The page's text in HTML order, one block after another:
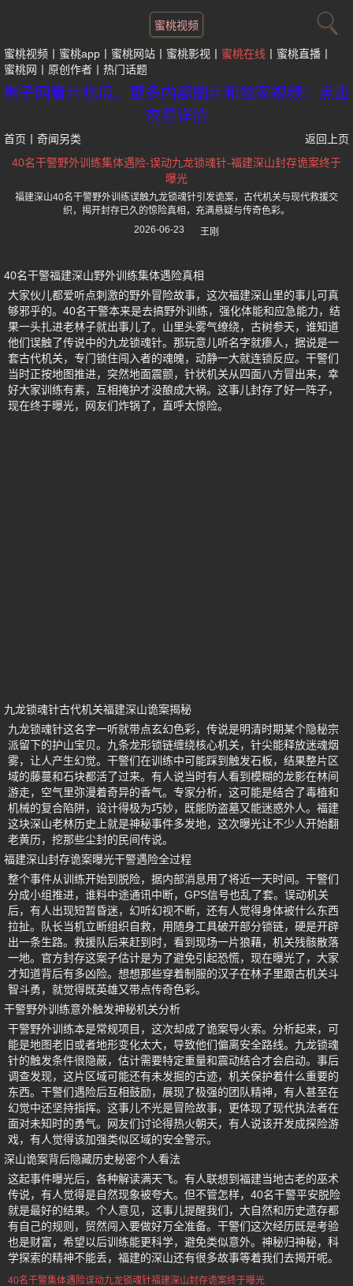
蜜桃视频
蜜桃视频 蜜桃app 蜜桃网站 蜜桃影视 蜜桃在线
蜜桃直播
蜜桃网
原创作者 热门话题
黑子网看片吃瓜，更多内部图片和独家视频：点击
查看详情
首页 奇闻另类
返回上页
40名干警野外训练集体遇险-误动九龙锁魂针-福建深山封存诡案终于
曝光
福建深山40名干警野外训练误触九龙锁魂针引发诡案，古代机关与现代救援交
织，揭开封存已久的惊险真相，充满悬疑与传奇色彩。
2026-06-23
王刚
40名干警福建深山野外训练集体遇险真相
大家伙儿都爱听点刺激的野外冒险故事，这次福建深山里的事儿可真
够邪乎的。40名干警本来是去搞野外训练，强化体能和应急能力，结
果一头扎进老林子就出事儿了。山里头雾气缭绕，古树参天，谁知道
他们误触了传说中的九龙锁魂针。那玩意儿听名字就瘆人，据说是一
套古代机关，专门锁住闯入者的魂魄，动静一大就连锁反应。干警们
当时正按地图推进，突然地面震颤，针状机关从四面八方冒出来，幸
好大家训练有素，互相掩护才没酿成大祸。这事儿封存了好一阵子，
现在终于曝光，网友们炸锅了，直呼太惊险。
九龙锁魂针古代机关福建深山诡案揭秘
九龙锁魂针这名字一听就带点玄幻色彩，传说是明清时期某个隐秘宗
派留下的护山宝贝。九条龙形锁链缠绕核心机关，针尖能释放迷魂烟
雾，让人产生幻觉。干警们在训练中可能踩到触发石板，结果整片区
域的藤蔓和石块都活了过来。有人说当时有人看到模糊的龙影在林间
游走，空气里弥漫着奇异的香气。专家分析，这可能是结合了毒植和
机械的复合陷阱，设计得极为巧妙，既能防盗墓又能迷惑外人。福建
这块深山老林历史上就是神秘事件多发地，这次曝光让不少人开始翻
老黄历，挖那些尘封的民间传说。
福建深山封存诡案曝光干警遇险全过程
整个事件从训练开始到脱险，据内部消息用了将近一天时间。干警们
分成小组推进，谁料中途通讯中断，GPS信号也乱了套。误动机关
后，有人出现短暂昏迷，幻听幻视不断，还有人觉得身体被什么东西
拉扯。队长当机立断组织自救，用随身工具破开部分锁链，硬是开辟
出一条生路。救援队后来赶到时，看到现场一片狼藉，机关残骸散落
一地。官方封存这案子估计是为了避免引起恐慌，现在曝光了，大家
才知道背后有多凶险。想想那些穿着制服的汉子在林子里跟古机关斗
智斗勇，就觉得既英雄又带点传奇色彩。
干警野外训练意外触发神秘机关分析
干警野外训练本是常规项目，这次却成了诡案导火索。分析起来，可
能是地图老旧或者地形变化太大，导致他们偏离安全路线。九龙锁魂
针的触发条件很隐蔽，估计需要特定重量和震动结合才会启动。事后
调查发现，这片区域可能还有未发掘的古迹，机关保护着什么重要的
东西。干警们遇险后互相鼓励，展现了极强的团队精神，有人甚至在
幻觉中还坚持指挥。这事儿不光是冒险故事，更体现了现代执法者在
面对未知时的勇气。网友们讨论得热火朝天，有人说该开发成探险游
戏，有人觉得该加强类似区域的安全警示。
深山诡案背后隐藏历史秘密个人看法
这起事件曝光后，各种解读满天飞。有人联想到福建当地古老的巫术
传说，有人觉得是自然现象被夸大。但不管怎样，40名干警平安脱险
就是最好的结果。个人意见，这事儿提醒我们，大自然和历史遗存都
有自己的规则，贸然闯入要做好万全准备。干警们这次经历既是考验
也是财富，希望以后训练能更科学，避免类似意外。神秘归神秘，科
学探索的精神不能丢，福建的深山还有很多故事等着我们去揭开呢。
40名干警集体遇险误动九龙锁魂针福建深山封存诡案终于曝光